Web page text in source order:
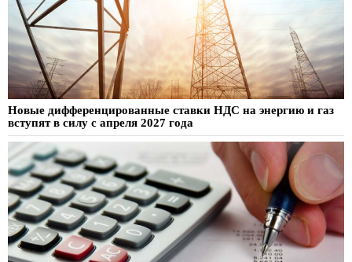
Новые дифференцированные ставки НДС на энергию и газ
вступят в силу с апреля 2027 года